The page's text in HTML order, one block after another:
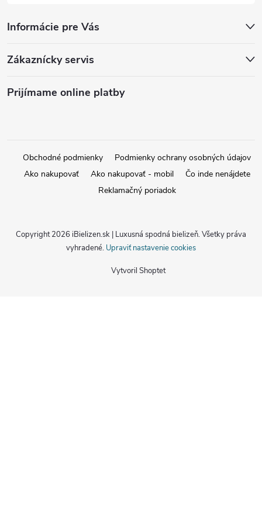
Informácie pre Vás
Zákaznícky servis
Prijímame online platby
Obchodné podmienky
Podmienky ochrany osobných údajov
Ako nakupovať
Ako nakupovať - mobil
Čo inde nenájdete
Reklamačný poriadok
Vytvoril Shoptet
Copyright 2026 iBielizen.sk | Luxusná spodná bielizeň. Všetky práva
vyhradené. Upraviť nastavenie cookies